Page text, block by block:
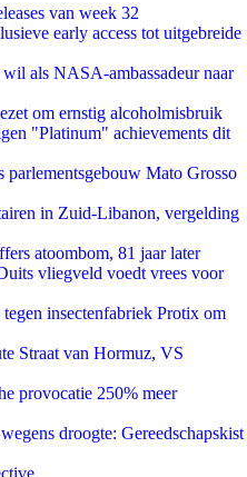
van week 32
early access tot uitgebreide
als NASA-ambassadeur naar
om ernstig alcoholmisbruik
"Platinum" achievements dit
parlementsgebouw Mato Grosso
in Zuid-Libanon, vergelding
atoombom, 81 jaar later
vliegveld voedt vrees voor
insectenfabriek Protix om
Straat van Hormuz, VS
provocatie 250% meer
droogte: Gereedschapskist